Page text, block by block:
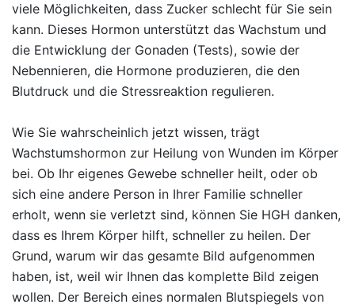
viele Möglichkeiten, dass Zucker schlecht für Sie sein
kann. Dieses Hormon unterstützt das Wachstum und
die Entwicklung der Gonaden (Tests), sowie der
Nebennieren, die Hormone produzieren, die den
Blutdruck und die Stressreaktion regulieren.
Wie Sie wahrscheinlich jetzt wissen, trägt
Wachstumshormon zur Heilung von Wunden im Körper
bei. Ob Ihr eigenes Gewebe schneller heilt, oder ob
sich eine andere Person in Ihrer Familie schneller
erholt, wenn sie verletzt sind, können Sie HGH danken,
dass es Ihrem Körper hilft, schneller zu heilen. Der
Grund, warum wir das gesamte Bild aufgenommen
haben, ist, weil wir Ihnen das komplette Bild zeigen
wollen. Der Bereich eines normalen Blutspiegels von